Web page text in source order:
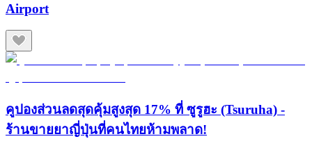
Airport
คูปองส่วนลดสุดคุ้มสูงสุด 17% ที่ ซูรูฮะ (Tsuruha) -
ร้านขายยาญี่ปุ่นที่คนไทยห้ามพลาด!